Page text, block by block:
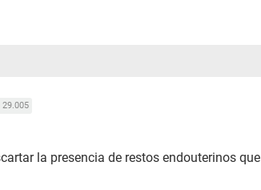
29.005
la presencia de restos endouterinos que